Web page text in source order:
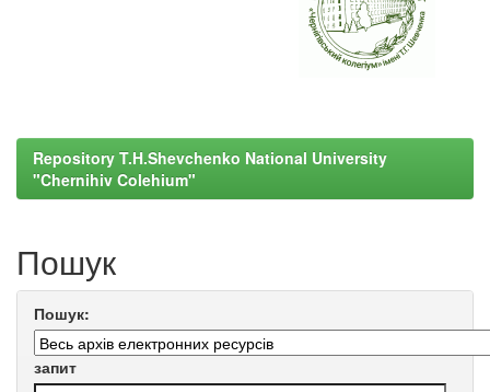
Repository T.H.Shevchenko National University
"Chernihiv Colehium"
Пошук
Пошук:
запит